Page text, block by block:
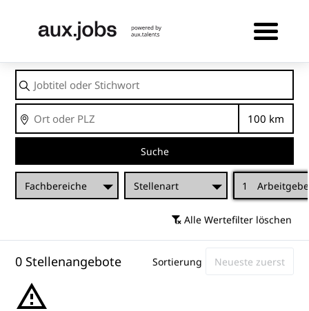
Jobtitel
oder
Stichwort
Ort
Suche
Fachbereiche Stellenart 1
Alle Wertefilter löschen
0 Stellenangebote Sortierung